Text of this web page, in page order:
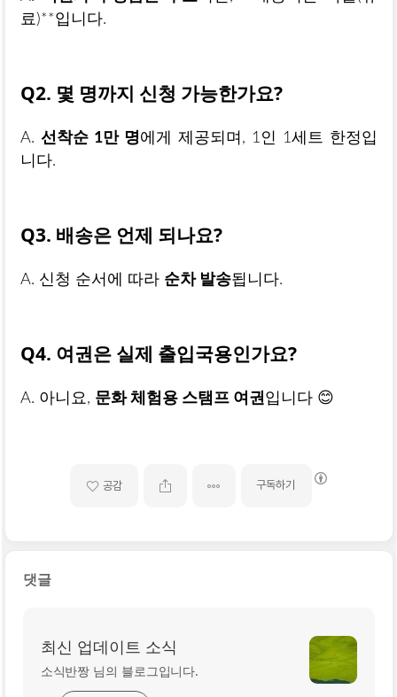
료)**입니다.
Q2. 몇 명까지 신청 가능한가요?
A. 선착순 1만 명에게 제공되며, 1인 1세트 한정입
니다.
Q3. 배송은 언제 되나요?
A. 신청 순서에 따라 순차 발송됩니다.
Q4. 여권은 실제 출입국용인가요?
A. 아니요, 문화 체험용 스탬프 여권입니다 😊
공감 구독하기
댓글
최신 업데이트 소식
소식반짱 님의 블로그입니다.